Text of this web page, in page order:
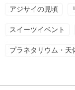
アジサイの見頃
スイーツイベント
プラネタリウム・天